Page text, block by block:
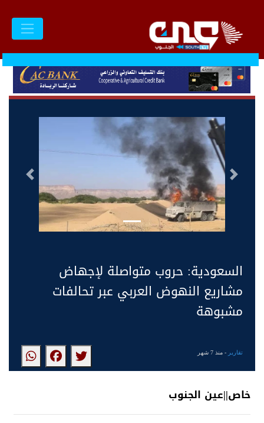
التالى السابق
السعودية: حروب متواصلة لإجهاض
مشاريع النهوض العربي عبر تحالفات
مشبوهة
تقارير - منذ 7 شهر
خاص||عين الجنوب